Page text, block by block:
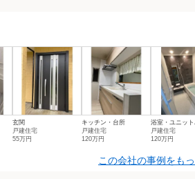
玄関
戸建住宅
55万円
キッチン・台所
戸建住宅
120万円
浴室・ユニット
戸建住宅
120万円
この会社の事例をも